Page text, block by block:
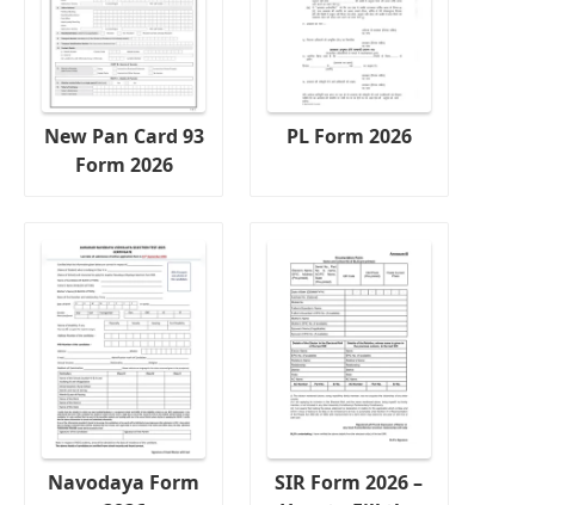
New Pan Card 93
Form 2026
PL Form 2026
Navodaya Form
SIR Form 2026 –